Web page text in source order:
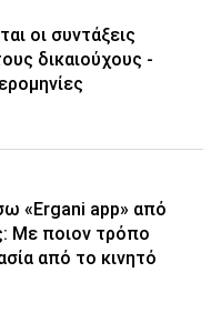
οι συντάξεις
δικαιούχους -
«Ergani app» από
Με ποιον τρόπο
από το κινητό